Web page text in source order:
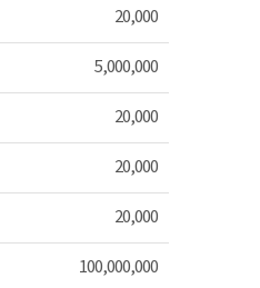
20,000
5,000,000
20,000
20,000
20,000
100,000,000